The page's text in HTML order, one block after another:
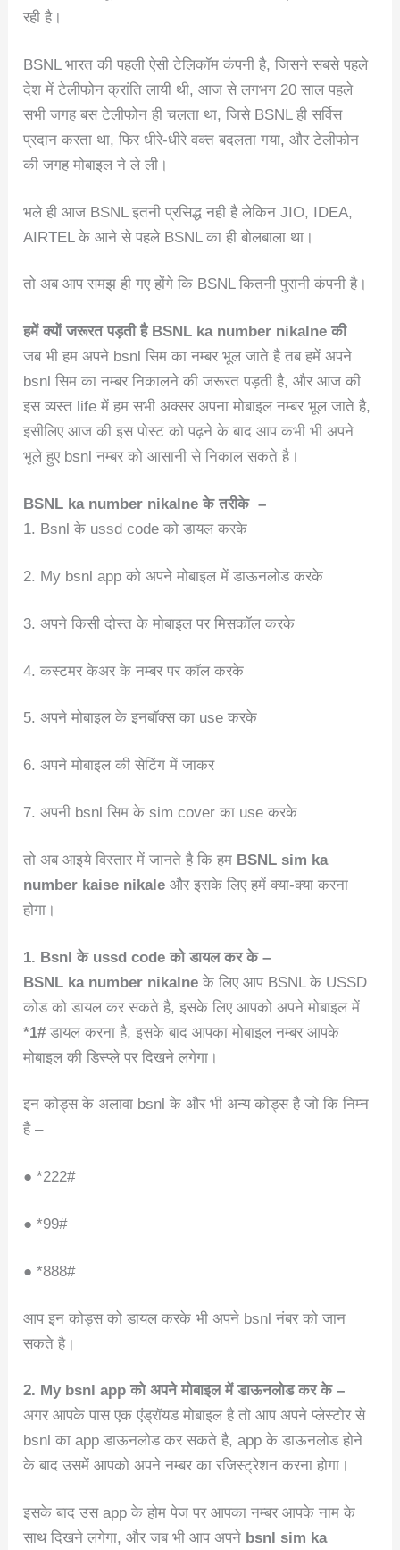
रही है।
BSNL भारत की पहली ऐसी टेलिकॉम कंपनी है, जिसने सबसे पहले
देश में टेलीफोन क्रांति लायी थी, आज से लगभग 20 साल पहले
सभी जगह बस टेलीफोन ही चलता था, जिसे BSNL ही सर्विस
प्रदान करता था, फिर धीरे-धीरे वक्त बदलता गया, और टेलीफोन
की जगह मोबाइल ने ले ली।
भले ही आज BSNL इतनी प्रसिद्ध नही है लेकिन JIO, IDEA,
AIRTEL के आने से पहले BSNL का ही बोलबाला था।
तो अब आप समझ ही गए होंगे कि BSNL कितनी पुरानी कंपनी है।
हमें क्यों जरूरत पड़ती है BSNL ka number nikalne की
जब भी हम अपने bsnl सिम का नम्बर भूल जाते है तब हमें अपने
bsnl सिम का नम्बर निकालने की जरूरत पड़ती है, और आज की
इस व्यस्त life में हम सभी अक्सर अपना मोबाइल नम्बर भूल जाते है,
इसीलिए आज की इस पोस्ट को पढ़ने के बाद आप कभी भी अपने
भूले हुए bsnl नम्बर को आसानी से निकाल सकते है।
BSNL ka number nikalne के तरीके –
1. Bsnl के ussd code को डायल करके
2. My bsnl app को अपने मोबाइल में डाऊनलोड करके
3. अपने किसी दोस्त के मोबाइल पर मिसकॉल करके
4. कस्टमर केअर के नम्बर पर कॉल करके
5. अपने मोबाइल के इनबॉक्स का use करके
6. अपने मोबाइल की सेटिंग में जाकर
7. अपनी bsnl सिम के sim cover का use करके
तो अब आइये विस्तार में जानते है कि हम BSNL sim ka
number kaise nikaleऔर इसके लिए हमें क्या-क्या करना
होगा।
1. Bsnl के ussd code को डायल कर के –
BSNL ka number nikalneके लिए आप BSNL के USSD
कोड को डायल कर सकते है, इसके लिए आपको अपने मोबाइल में
*1#डायल करना है, इसके बाद आपका मोबाइल नम्बर आपके
मोबाइल की डिस्प्ले पर दिखने लगेगा।
इन कोड्स के अलावा bsnl के और भी अन्य कोड्स है जो कि निम्न
है –
● *222#
● *99#
● *888#
आप इन कोड्स को डायल करके भी अपने bsnl नंबर को जान
सकते है।
2. My bsnl app को अपने मोबाइल में डाऊनलोड कर के –
अगर आपके पास एक एंड्रॉयड मोबाइल है तो आप अपने प्लेस्टोर से
bsnl का app डाऊनलोड कर सकते है, app के डाऊनलोड होने
के बाद उसमें आपको अपने नम्बर का रजिस्ट्रेशन करना होगा।
इसके बाद उस app के होम पेज पर आपका नम्बर आपके नाम के
साथ दिखने लगेगा, और जब भी आप अपने bsnl sim ka